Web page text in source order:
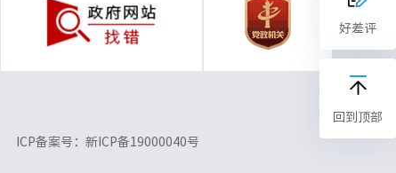
ICP备案号：新ICP备19000040号
好差评
回到顶部